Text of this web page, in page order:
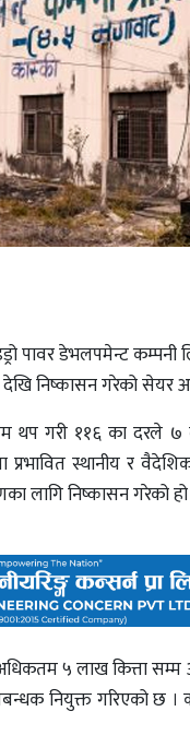
पावर डेभलपमेन्ट
निष्कासन गरेको
थप गरी ११६ का दरले
स्थानीय र
लागि निष्कासन गरेको हो
५ लाख कित्ता
प्रबन्धक नियुक्त गरिएको